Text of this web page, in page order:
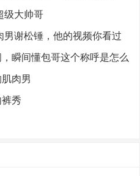
级大帅哥
谢松锤，他的视频你看过
瞬间懂包哥这个称呼是怎么
肉男
秀